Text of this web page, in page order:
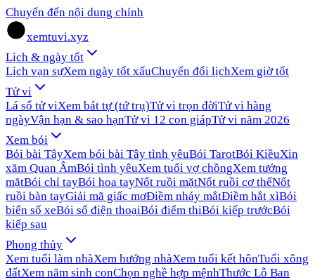
Chuyển đến nội dung chính
xemtuvi.xyz
Lịch & ngày tốt
Lịch vạn sựXem ngày tốt xấuChuyển đổi lịchXem giờ tốt
Tử vi
Lá số tử viXem bát tự (tứ trụ)Tử vi trọn đờiTử vi hàng
ngàyVận hạn & sao hạnTử vi 12 con giápTử vi năm 2026
Xem bói
Bói bài TâyXem bói bài Tây tình yêuBói TarotBói KiềuXin
xăm Quan ÂmBói tình yêuXem tuổi vợ chồngXem tướng
mặtBói chỉ tayBói hoa tayNốt ruồi mặtNốt ruồi cơ thểNốt
ruồi bàn tayGiải mã giấc mơĐiềm nháy mắtĐiềm hắt xìBói
biển số xeBói số điện thoạiBói điểm thiBói kiếp trướcBói
kiếp sau
Phong thủy
Xem tuổi làm nhàXem hướng nhàXem tuổi kết hônTuổi xông
đấtXem năm sinh conChọn nghề hợp mệnhThước Lỗ Ban